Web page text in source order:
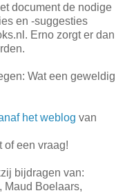
document de nodige
en -suggesties
Erno zorgt er dan
Wat een geweldig
het weblog van
of een vraag!
bijdragen van:
Maud Boelaars,